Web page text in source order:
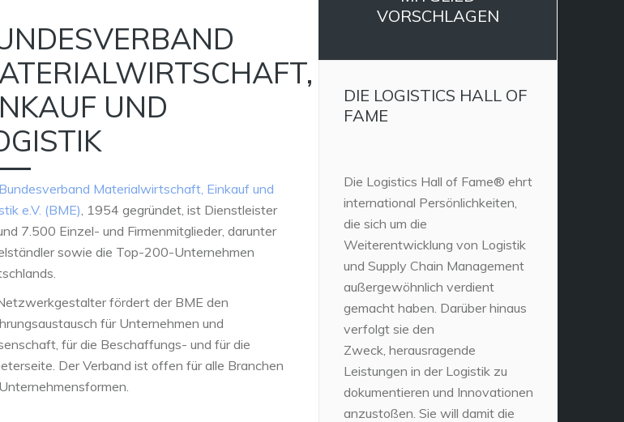
UND
Bundesverband Materialwirtschaft, Einkauf und
e.V. (BME) , 1954 gegründet, ist Dienstleister
7.500 Einzel- und Firmenmitglieder, darunter
sowie die Top-200-Unternehmen
fördert der BME den
für Unternehmen und
für die Beschaffungs- und für die
Der Verband ist offen für alle Branchen
VORSCHLAGEN
DIE LOGISTICS HALL OF
FAME
Die Logistics Hall of Fame® ehrt
international Persönlichkeiten,
die sich um die
Weiterentwicklung von Logistik
und Supply Chain Management
außergewöhnlich verdient
gemacht haben. Darüber hinaus
verfolgt sie den
Zweck, herausragende
Leistungen in der Logistik zu
dokumentieren und Innovationen
anzustoßen. Sie will damit die